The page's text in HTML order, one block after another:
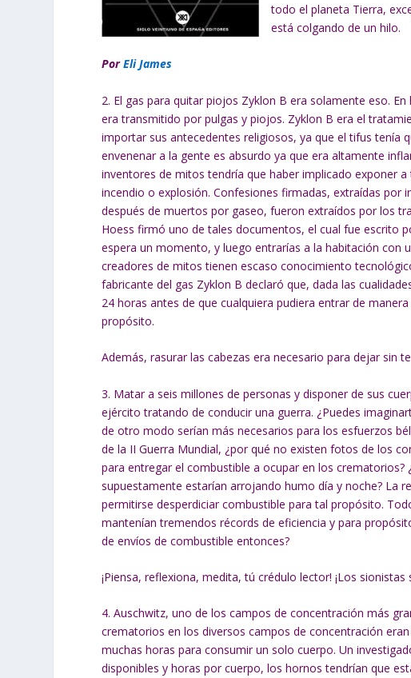
todo el planeta Tierra,
está colgando de un hilo.
PorEli James
2. El gas para quitar piojos Zyklon B era solamente eso.
era transmitido por pulgas y piojos. Zyklon B era el
importar sus antecedentes religiosos, ya que el tifus tenía
envenenar a la gente es absurdo ya que era altamente
inventores de mitos tendría que haber implicado exponer
incendio o explosión. Confesiones firmadas, extraídas por
después de muertos por gaseo, fueron extraídos por los
Hoess firmó uno de tales documentos, el cual fue escrito
espera un momento, y luego entrarías a la habitación con
creadores de mitos tienen escaso conocimiento
fabricante del gas Zyklon B declaró que, dada las
24 horas antes de que cualquiera pudiera entrar de
propósito.
Además, rasurar las cabezas era necesario para dejar sin
3. Matar a seis millones de personas y disponer de sus
ejército tratando de conducir una guerra. ¿Puedes
de otro modo serían más necesarios para los esfuerzos
de la II Guerra Mundial, ¿por qué no existen fotos de los
para entregar el combustible a ocupar en los
supuestamente estarían arrojando humo día y noche? La
permitirse desperdiciar combustible para tal propósito.
mantenían tremendos récords de eficiencia y para
de envíos de combustible entonces?
¡Piensa, reflexiona, medita, tú crédulo lector! ¡Los sionistas
4. Auschwitz, uno de los campos de concentración más
crematorios en los diversos campos de concentración
muchas horas para consumir un solo cuerpo. Un
disponibles y horas por cuerpo, los hornos tendrían que